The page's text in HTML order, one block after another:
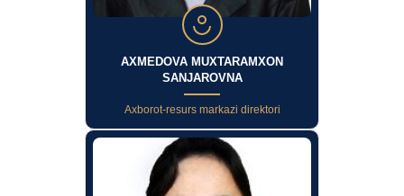
AXMEDOVA MUXTARAMXON
SANJAROVNA
Axborot-resurs markazi direktori